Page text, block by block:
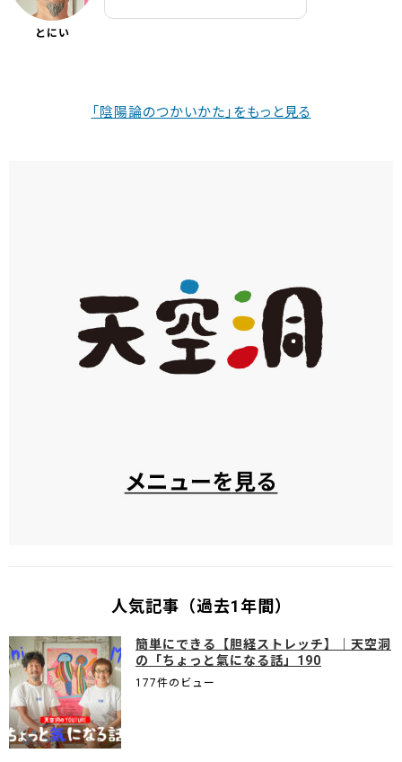
とにい
「陰陽論のつかいかた」をもっと見る
人気記事（過去1年間）
簡単にできる【胆経ストレッチ】｜天空洞
の「ちょっと氣になる話」190
177件のビュー